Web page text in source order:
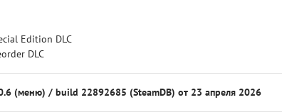
Edition DLC
DLC
(меню) / build 22892685 (SteamDB) от 23 апреля 2026